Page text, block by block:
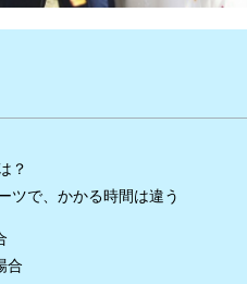
？
ツで、かかる時間は違う
合